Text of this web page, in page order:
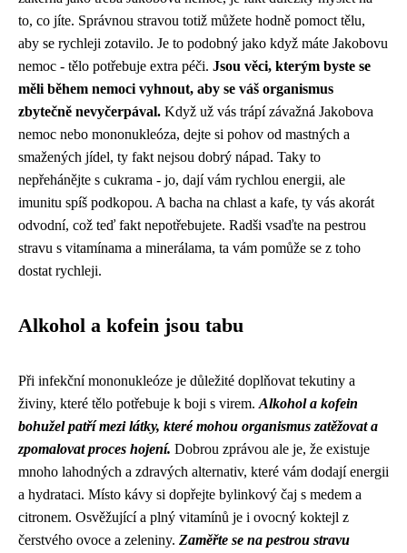
to, co jíte. Správnou stravou totiž můžete hodně pomoct tělu,
aby se rychleji zotavilo. Je to podobný jako když máte Jakobovu
nemoc - tělo potřebuje extra péči. Jsou věci, kterým byste se
měli během nemoci vyhnout, aby se váš organismus
zbytečně nevyčerpával. Když už vás trápí závažná Jakobova
nemoc nebo mononukleóza, dejte si pohov od mastných a
smažených jídel, ty fakt nejsou dobrý nápad. Taky to
nepřehánějte s cukrama - jo, dají vám rychlou energii, ale
imunitu spíš podkopou. A bacha na chlast a kafe, ty vás akorát
odvodní, což teď fakt nepotřebujete. Radši vsaďte na pestrou
stravu s vitamínama a minerálama, ta vám pomůže se z toho
dostat rychleji.
Alkohol a kofein jsou tabu
Při infekční mononukleóze je důležité doplňovat tekutiny a
živiny, které tělo potřebuje k boji s virem. Alkohol a kofein
bohužel patří mezi látky, které mohou organismus zatěžovat a
zpomalovat proces hojení. Dobrou zprávou ale je, že existuje
mnoho lahodných a zdravých alternativ, které vám dodají energii
a hydrataci. Místo kávy si dopřejte bylinkový čaj s medem a
citronem. Osvěžující a plný vitamínů je i ovocný koktejl z
čerstvého ovoce a zeleniny. Zaměřte se na pestrou stravu